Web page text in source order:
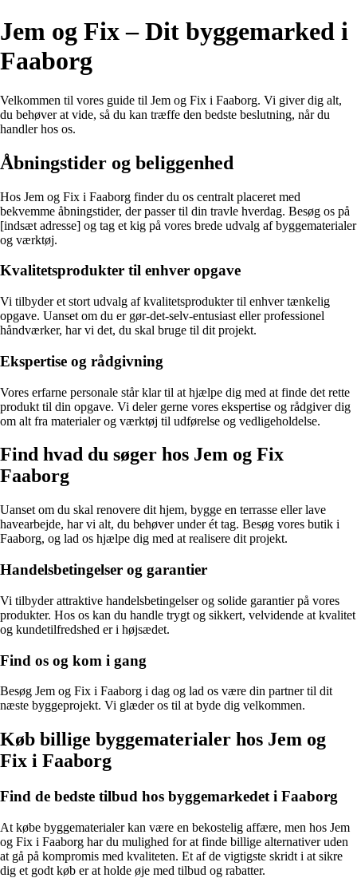
Jem og Fix – Dit byggemarked i
Faaborg
Velkommen til vores guide til Jem og Fix i Faaborg. Vi giver dig alt,
du behøver at vide, så du kan træffe den bedste beslutning, når du
handler hos os.
Åbningstider og beliggenhed
Hos Jem og Fix i Faaborg finder du os centralt placeret med
bekvemme åbningstider, der passer til din travle hverdag. Besøg os på
[indsæt adresse] og tag et kig på vores brede udvalg af byggematerialer
og værktøj.
Kvalitetsprodukter til enhver opgave
Vi tilbyder et stort udvalg af kvalitetsprodukter til enhver tænkelig
opgave. Uanset om du er gør-det-selv-entusiast eller professionel
håndværker, har vi det, du skal bruge til dit projekt.
Ekspertise og rådgivning
Vores erfarne personale står klar til at hjælpe dig med at finde det rette
produkt til din opgave. Vi deler gerne vores ekspertise og rådgiver dig
om alt fra materialer og værktøj til udførelse og vedligeholdelse.
Find hvad du søger hos Jem og Fix
Faaborg
Uanset om du skal renovere dit hjem, bygge en terrasse eller lave
havearbejde, har vi alt, du behøver under ét tag. Besøg vores butik i
Faaborg, og lad os hjælpe dig med at realisere dit projekt.
Handelsbetingelser og garantier
Vi tilbyder attraktive handelsbetingelser og solide garantier på vores
produkter. Hos os kan du handle trygt og sikkert, velvidende at kvalitet
og kundetilfredshed er i højsædet.
Find os og kom i gang
Besøg Jem og Fix i Faaborg i dag og lad os være din partner til dit
næste byggeprojekt. Vi glæder os til at byde dig velkommen.
Køb billige byggematerialer hos Jem og
Fix i Faaborg
Find de bedste tilbud hos byggemarkedet i Faaborg
At købe byggematerialer kan være en bekostelig affære, men hos Jem
og Fix i Faaborg har du mulighed for at finde billige alternativer uden
at gå på kompromis med kvaliteten. Et af de vigtigste skridt i at sikre
dig et godt køb er at holde øje med tilbud og rabatter.